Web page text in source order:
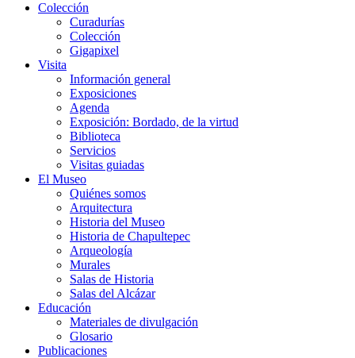
Colección
Curadurías
Colección
Gigapixel
Visita
Información general
Exposiciones
Agenda
Exposición: Bordado, de la virtud
Biblioteca
Servicios
Visitas guiadas
El Museo
Quiénes somos
Arquitectura
Historia del Museo
Historia de Chapultepec
Arqueología
Murales
Salas de Historia
Salas del Alcázar
Educación
Materiales de divulgación
Glosario
Publicaciones